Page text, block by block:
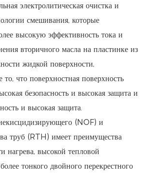
электролитическая очистка и
смешивания, которые
высокую эффективность тока и
вторичного масла на пластинке из
жидкой поверхности,
что поверхностная поверхность
безопасность и высокая защита и
и высокая защита.
(NOF) и
труб (RTH) имеет преимущества
нагрева, высокой тепловой
тонкого двойного перекрестного